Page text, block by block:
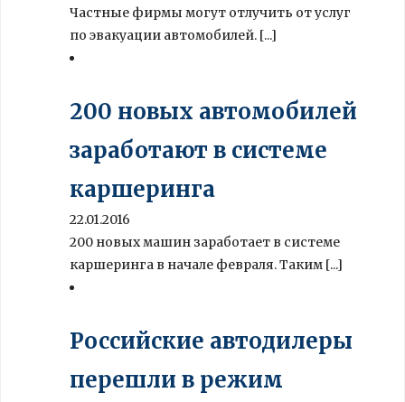
Частные фирмы могут отлучить от услуг
по эвакуации автомобилей. [...]
200 новых автомобилей
заработают в системе
каршеринга
22.01.2016
200 новых машин заработает в системе
каршеринга в начале февраля. Таким [...]
Российские автодилеры
перешли в режим